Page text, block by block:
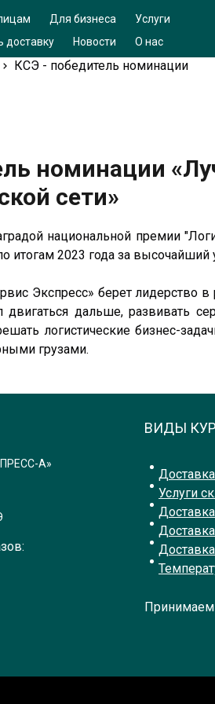
Для бизнеса
Услуги
доставку
Новости О нас
номинации
сети»
национальной премии
итогам 2023 года за
Экспресс» берет
двигаться дальше, развивать
логистические бизнес-
грузами.
КСЭ - победитель номинации
А»
ВИДЫ
Услуги
Принимаем